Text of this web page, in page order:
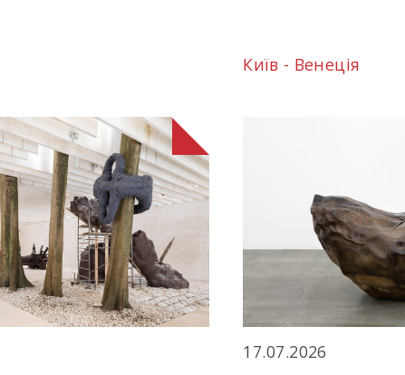
Київ - Венеція
17.07.2026